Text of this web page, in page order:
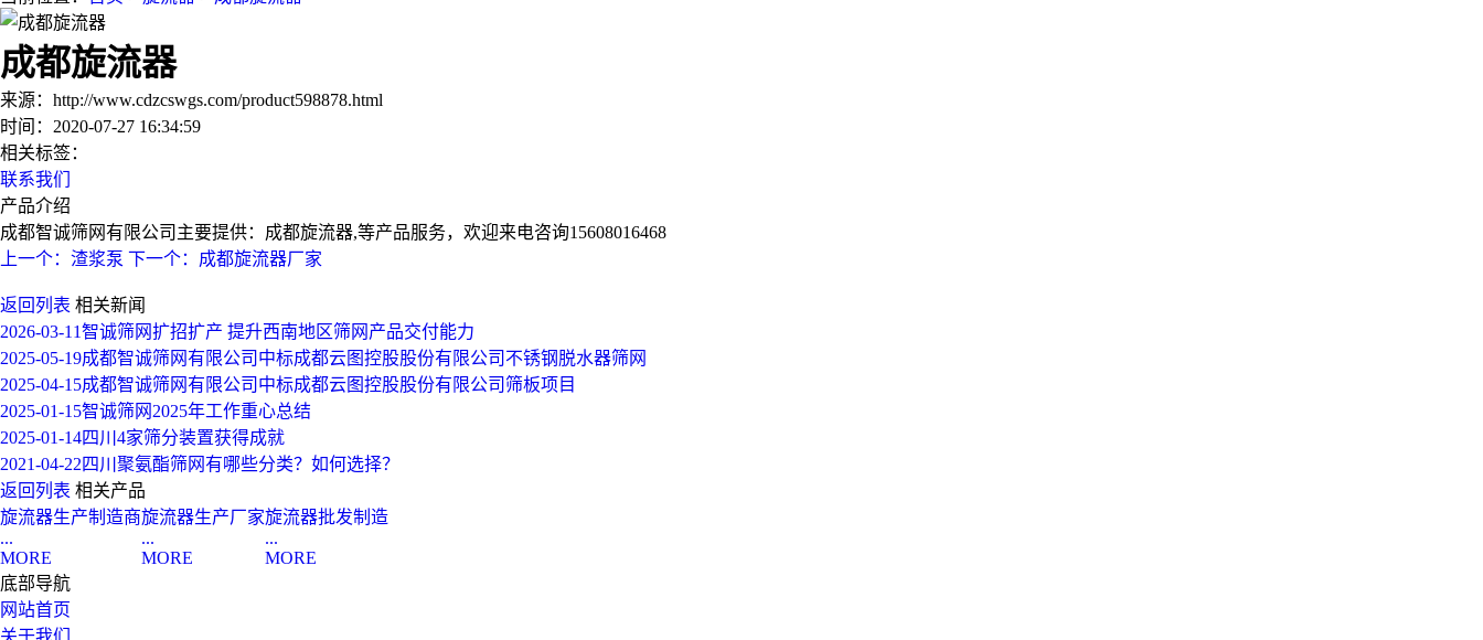
成都旋流器
来源：http://www.cdzcswgs.com/product598878.html
时间：2020-07-27 16:34:59
相关标签：
联系我们
产品介绍
成都智诚筛网有限公司主要提供：成都旋流器,等产品服务，欢迎来电咨询15608016468
上一个：渣浆泵 下一个：成都旋流器厂家
返回列表 相关新闻
2026-03-11智诚筛网扩招扩产 提升西南地区筛网产品交付能力
2025-05-19成都智诚筛网有限公司中标成都云图控股股份有限公司不锈钢脱水器筛网
2025-04-15成都智诚筛网有限公司中标成都云图控股股份有限公司筛板项目
2025-01-15智诚筛网2025年工作重心总结
2025-01-14四川4家筛分装置获得成就
2021-04-22四川聚氨酯筛网有哪些分类？如何选择？
返回列表 相关产品
旋流器生产制造商
...
MORE
旋流器生产厂家
...
MORE
旋流器批发制造
...
MORE
底部导航
网站首页
关于我们